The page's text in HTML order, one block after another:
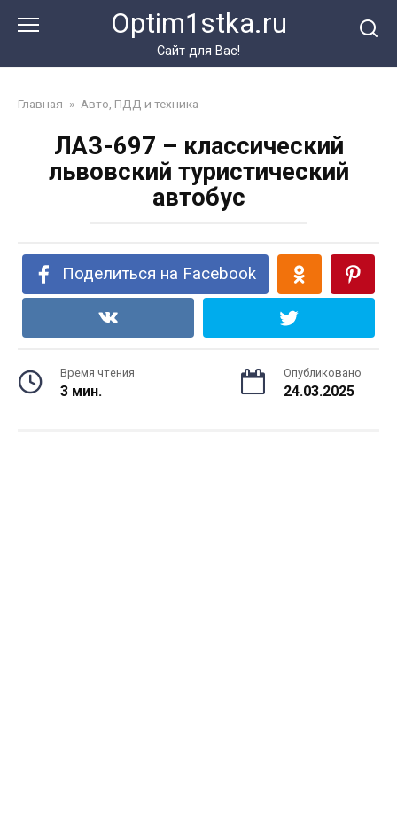
Optim1stka.ru
Сайт для Вас!
Главная » Авто, ПДД и техника
ЛАЗ-697 – классический
львовский туристический
автобус
Поделиться на Facebook
Время чтения
3 мин.
Опубликовано
24.03.2025